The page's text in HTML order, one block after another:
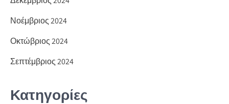
Νοέμβριος 2024
Οκτώβριος 2024
Σεπτέμβριος 2024
Κατηγορίες